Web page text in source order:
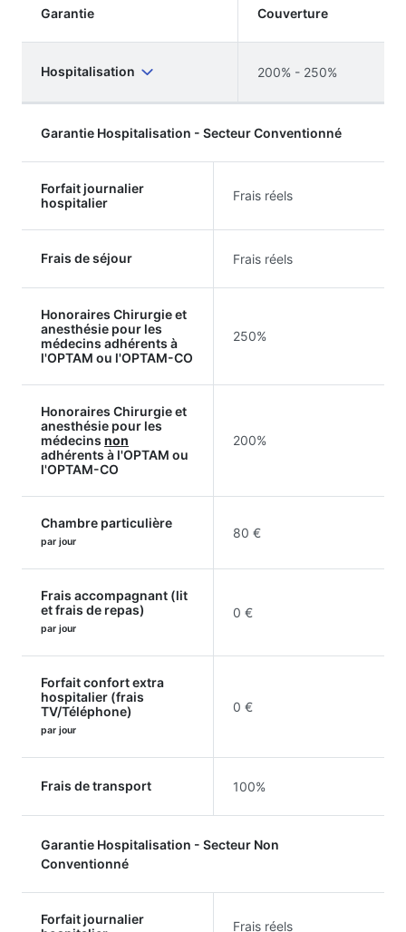
Garantie Couverture
Hospitalisation 200% - 250%
Garantie Hospitalisation - Secteur Conventionné
Forfait journalier
hospitalier
Frais réels
Frais de séjour Frais réels
Honoraires Chirurgie et
anesthésie pour les
médecins adhérents à
l'OPTAM ou l'OPTAM-CO
250%
Honoraires Chirurgie et
anesthésie pour les
médecins non
adhérents à l'OPTAM ou
l'OPTAM-CO
200%
Chambre particulière
par jour
80 €
Frais accompagnant (lit
et frais de repas)
par jour
0 €
Forfait confort extra
hospitalier (frais
TV/Téléphone)
par jour
0 €
Frais de transport 100%
Garantie Hospitalisation - Secteur Non
Conventionné
Forfait journalier
Frais réels